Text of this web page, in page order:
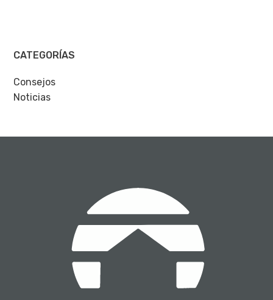
CATEGORÍAS
Consejos
Noticias